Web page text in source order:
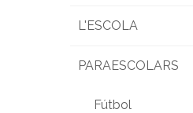
L'ESCOLA
PARAESCOLARS
Fútbol